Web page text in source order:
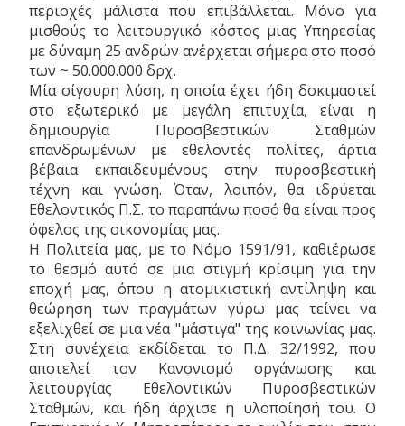
περιοχές μάλιστα που επιβάλλεται. Μόνο για
μισθούς το λειτουργικό κόστος μιας Υπηρεσίας
με δύναμη 25 ανδρών ανέρχεται σήμερα στο ποσό
των ~ 50.000.000 δρχ.
Μία σίγουρη λύση, η οποία έχει ήδη δοκιμαστεί
στο εξωτερικό με μεγάλη επιτυχία, είναι η
δημιουργία Πυροσβεστικών Σταθμών
επανδρωμένων με εθελοντές πολίτες, άρτια
βέβαια εκπαιδευμένους στην πυροσβεστική
τέχνη και γνώση. Όταν, λοιπόν, θα ιδρύεται
Εθελοντικός Π.Σ. το παραπάνω ποσό θα είναι προς
όφελος της οικονομίας μας.
Η Πολιτεία μας, με το Νόμο 1591/91, καθιέρωσε
το θεσμό αυτό σε μια στιγμή κρίσιμη για την
εποχή μας, όπου η ατομικιστική αντίληψη και
θεώρηση των πραγμάτων γύρω μας τείνει να
εξελιχθεί σε μια νέα "μάστιγα" της κοινωνίας μας.
Στη συνέχεια εκδίδεται το Π.Δ. 32/1992, που
αποτελεί τον Κανονισμό οργάνωσης και
λειτουργίας Εθελοντικών Πυροσβεστικών
Σταθμών, και ήδη άρχισε η υλοποίησή του. Ο